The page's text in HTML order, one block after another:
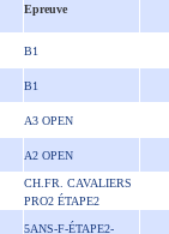
Epreuve
B1
B1
A3 OPEN
A2 OPEN
CH.FR. CAVALIERS
PRO2 ÉTAPE2
5ANS-F-ÉTAPE2-